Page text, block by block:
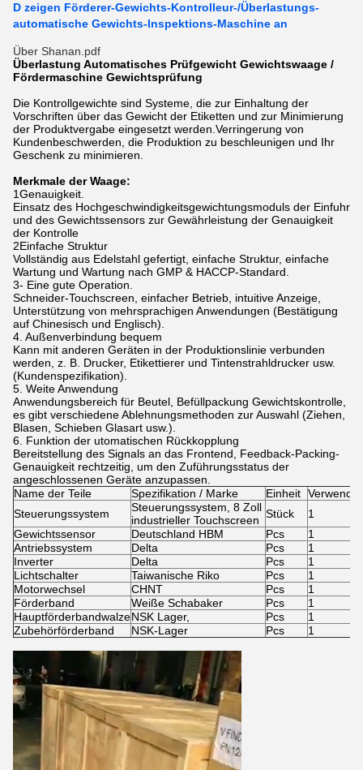
D zeigen Förderer-Gewichts-Kontrolleur-/Überlastungs-
automatische Gewichts-Inspektions-Maschine an
Über Shanan.pdf
Überlastung Automatisches Prüfgewicht Gewichtswaage /
Fördermaschine Gewichtsprüfung
Die Kontrollgewichte sind Systeme, die zur Einhaltung der
Vorschriften über das Gewicht der Etiketten und zur Minimierung
der Produktvergabe eingesetzt werden.Verringerung von
Kundenbeschwerden, die Produktion zu beschleunigen und Ihr
Geschenk zu minimieren.
Merkmale der Waage:
1Genauigkeit.
Einsatz des Hochgeschwindigkeitsgewichtungsmoduls der Einfuhr
und des Gewichtssensors zur Gewährleistung der Genauigkeit
der Kontrolle
2Einfache Struktur
Vollständig aus Edelstahl gefertigt, einfache Struktur, einfache
Wartung und Wartung nach GMP & HACCP-Standard.
3- Eine gute Operation.
Schneider-Touchscreen, einfacher Betrieb, intuitive Anzeige,
Unterstützung von mehrsprachigen Anwendungen (Bestätigung
auf Chinesisch und Englisch).
4. Außenverbindung bequem
Kann mit anderen Geräten in der Produktionslinie verbunden
werden, z. B. Drucker, Etikettierer und Tintenstrahldrucker usw.
(Kundenspezifikation).
5. Weite Anwendung
Anwendungsbereich für Beutel, Befüllpackung Gewichtskontrolle,
es gibt verschiedene Ablehnungsmethoden zur Auswahl (Ziehen,
Blasen, Schieben Glasart usw.).
6. Funktion der utomatischen Rückkopplung
Bereitstellung des Signals an das Frontend, Feedback-Packing-
Genauigkeit rechtzeitig, um den Zuführungsstatus der
angeschlossenen Geräte anzupassen.
Name der Teile
Spezifikation / Marke Einheit
Steuerungssystem
Steuerungssystem, 8 Zoll
industrieller Touchscreen Stück
1
Gewichtssensor
Deutschland HBM Pcs
1
Antriebssystem
Delta Pcs
1
Inverter
Delta Pcs
1
Lichtschalter
Taiwanische Riko Pcs
1
Motorwechsel
CHNT Pcs
1
Förderband
Weiße Schabaker Pcs
1
HauptförderbandwalzeNSK Lager, Pcs
1
Zubehörförderband
NSK-Lager Pcs 1